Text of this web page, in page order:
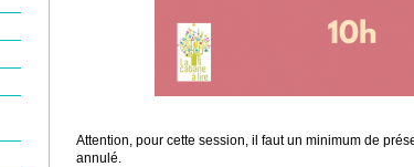
Attention, pour cette session, il faut un minimum de
annulé.